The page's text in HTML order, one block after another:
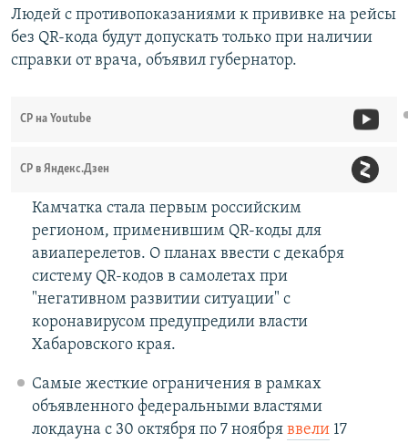
Людей с противопоказаниями к прививке на рейсы
без QR-кода будут допускать только при наличии
справки от врача, объявил губернатор.
СР на Youtube
СР в Яндекс.Дзен
Камчатка стала первым российским
регионом, применившим QR-коды для
авиаперелетов. О планах ввести с декабря
систему QR-кодов в самолетах при
"негативном развитии ситуации" с
коронавирусом предупредили власти
Хабаровского края.
Самые жесткие ограничения в рамках
объявленного федеральными властями
локдауна с 30 октября по 7 ноября ввели17